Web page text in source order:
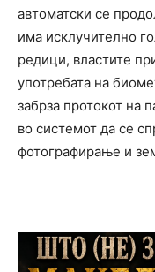
автоматски се
има исклучително
редици, властите
употребата на
забрза протокот на
во системот да се
фотографирање и